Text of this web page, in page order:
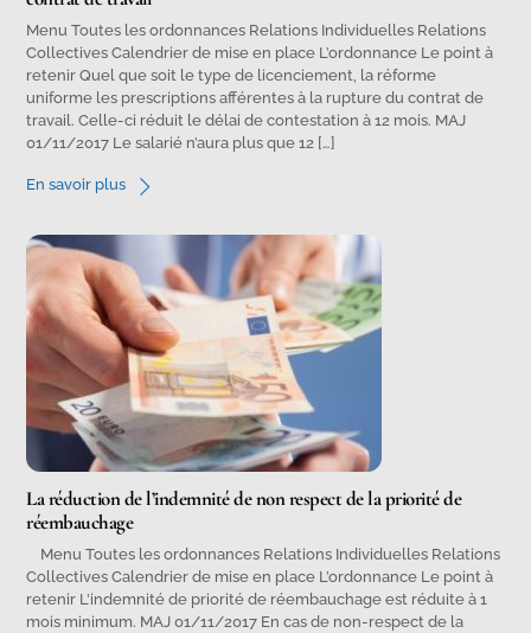
Menu Toutes les ordonnances Relations Individuelles Relations
Collectives Calendrier de mise en place L’ordonnance Le point à
retenir Quel que soit le type de licenciement, la réforme
uniforme les prescriptions afférentes à la rupture du contrat de
travail. Celle-ci réduit le délai de contestation à 12 mois. MAJ
01/11/2017 Le salarié n’aura plus que 12 […]
En savoir plus
La réduction de l’indemnité de non respect de la priorité de
réembauchage
Menu Toutes les ordonnances Relations Individuelles Relations
Collectives Calendrier de mise en place L’ordonnance Le point à
retenir L’indemnité de priorité de réembauchage est réduite à 1
mois minimum. MAJ 01/11/2017 En cas de non-respect de la